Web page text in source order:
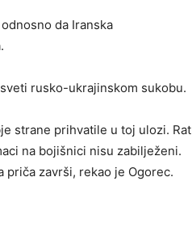
da Iranska
rusko-ukrajinskom sukobu.
strane prihvatile u toj ulozi. Rat
na bojišnici nisu zabilježeni.
priča završi, rekao je Ogorec.